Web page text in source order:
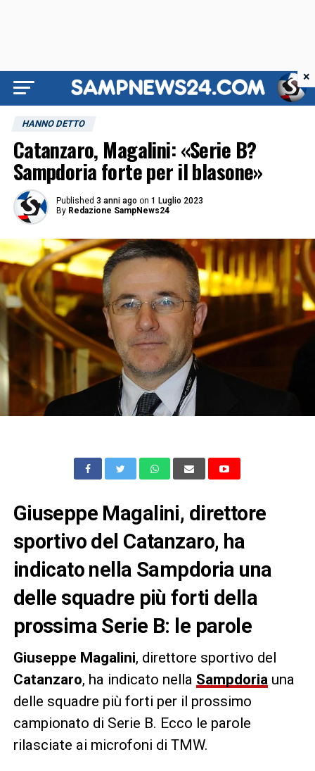
HANNO DETTO
Catanzaro, Magalini: «Serie B?
Sampdoria forte per il blasone»
Published 3 anni ago on 1 Luglio 2023
By Redazione SampNews24
Giuseppe Magalini, direttore
sportivo del Catanzaro, ha
indicato nella Sampdoria una
delle squadre più forti della
prossima Serie B: le parole
Giuseppe Magalini, direttore sportivo del
Catanzaro, ha indicato nella Sampdoriauna
delle squadre più forti per il prossimo
campionato di Serie B. Ecco le parole
rilasciate ai microfoni di TMW.
×